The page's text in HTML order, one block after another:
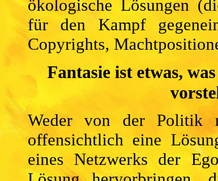
ökologische Lösungen
für den Kampf
Copyrights,
Fantasie ist etwas,
Weder von der
offensichtlich eine
eines Netzwerks der